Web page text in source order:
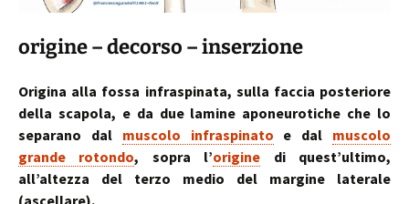
origine – decorso – inserzione
Origina alla fossa infraspinata, sulla faccia posteriore
della scapola, e da due lamine aponeurotiche che lo
separano dal muscolo infraspinato e dal muscolo
grande rotondo, sopra l’origine di quest’ultimo,
all’altezza del terzo medio del margine laterale
(ascellare).